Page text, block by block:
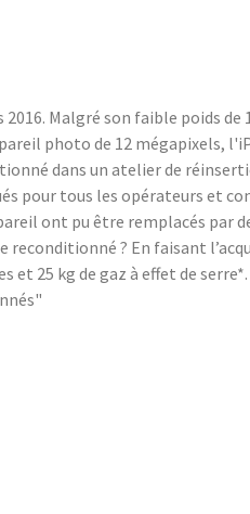
Malgré son faible poids
photo de 12 mégapixels,
dans un atelier de
pour tous les opérateurs
ont pu être remplacés par
? En faisant
25 kg de gaz à effet de